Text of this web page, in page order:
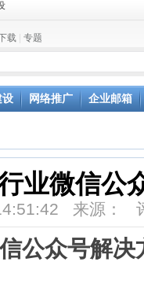
载 专题
设 网络推广 企业邮箱
业微信公
来源：
公众号解决